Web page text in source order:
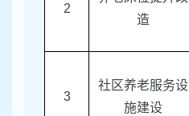
2
造
3
社区养老服务设
施建设